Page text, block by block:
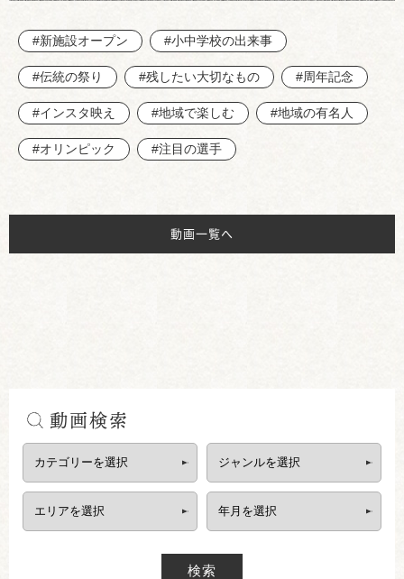
#新施設オープン #小中学校の出来事
#伝統の祭り #残したい大切なもの #周年記念
#インスタ映え #地域で楽しむ #地域の有名人
#オリンピック #注目の選手
動画一覧へ
動画検索
検索